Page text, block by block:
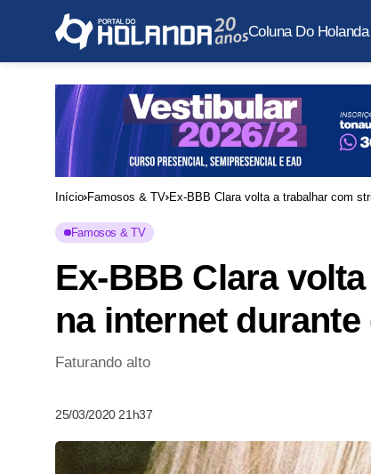
Coluna Do Holanda
Início Famosos & TV Ex-BBB Clara volta a trabalhar com
Famosos & TV
Ex-BBB Clara
na internet
Faturando alto
25/03/2020 21h37